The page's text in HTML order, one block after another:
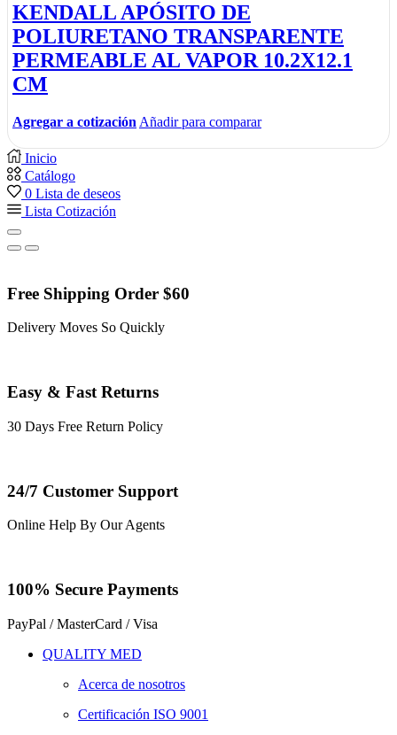
KENDALL APÓSITO DE
POLIURETANO TRANSPARENTE
PERMEABLE AL VAPOR 10.2X12.1
CM
Agregar a cotización Añadir para comparar
Inicio
Catálogo
0 Lista de deseos
Lista Cotización
Free Shipping Order $60
Delivery Moves So Quickly
Easy & Fast Returns
30 Days Free Return Policy
24/7 Customer Support
Online Help By Our Agents
100% Secure Payments
PayPal / MasterCard / Visa
QUALITY MED
Acerca de nosotros
Certificación ISO 9001